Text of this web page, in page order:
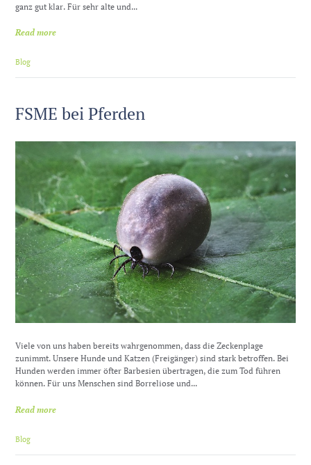
ganz gut klar. Für sehr alte und...
Read more
Blog
FSME bei Pferden
Viele von uns haben bereits wahrgenommen, dass die Zeckenplage
zunimmt. Unsere Hunde und Katzen (Freigänger) sind stark betroffen. Bei
Hunden werden immer öfter Barbesien übertragen, die zum Tod führen
können. Für uns Menschen sind Borreliose und...
Read more
Blog